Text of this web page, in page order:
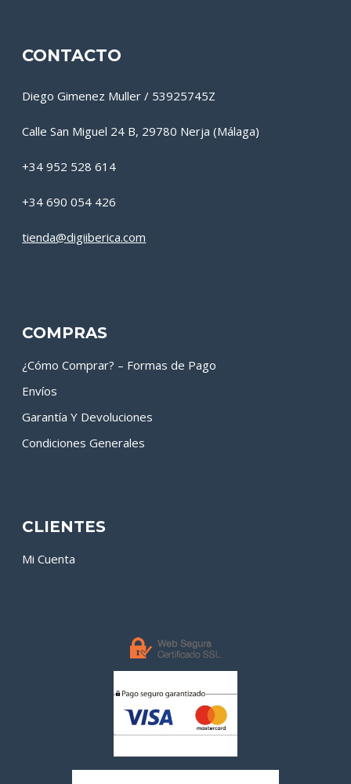
CONTACTO
Diego Gimenez Muller / 53925745Z
Calle San Miguel 24 B, 29780 Nerja (Málaga)
+34 952 528 614
+34 690 054 426
tienda@digiiberica.com
COMPRAS
¿Cómo Comprar? – Formas de Pago
Envíos
Garantía Y Devoluciones
Condiciones Generales
CLIENTES
Mi Cuenta